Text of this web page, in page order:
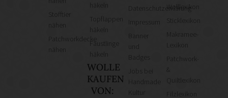
Stofftier
Patchworkdecke
häkeln
Topflappen
häkeln
Fäustlinge
häkeln
WOLLE
KAUFEN
VON:
Datenschutzerklärung
Kultur
Wolllexikon
Sticklexikon
Makramee-
Lexikon
Patchwork-
&
Quiltlexikon